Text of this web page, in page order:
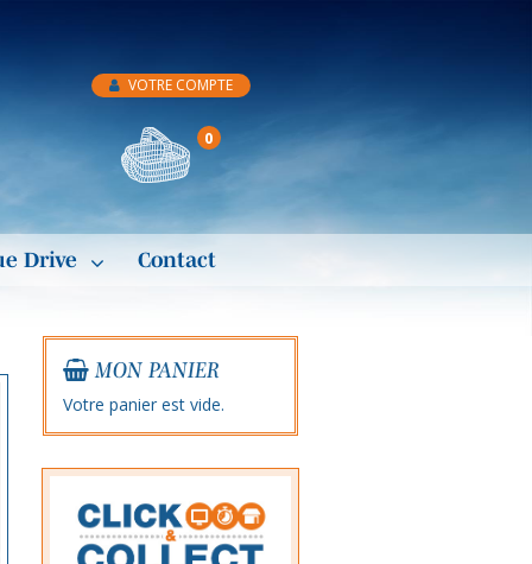
VOTRE COMPTE
0
Drive Contact
MON PANIER
Votre panier est vide.